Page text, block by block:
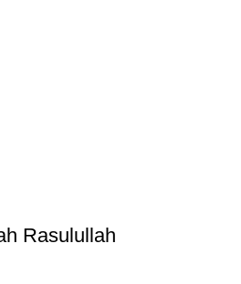
Rasulullah